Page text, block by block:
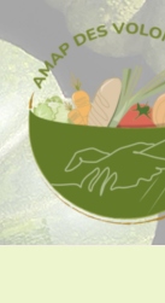
au
contenu